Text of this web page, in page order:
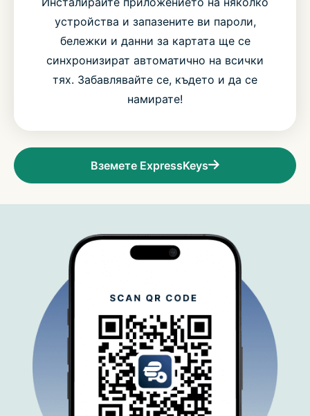
устройства и запазените ви пароли,
бележки и данни за картата ще се
синхронизират автоматично на всички
тях. Забавлявайте се, където и да се
намирате!
Вземете ExpressKeys